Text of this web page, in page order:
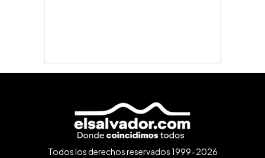
Todos los derechos reservados 1999-2026